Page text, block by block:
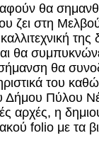
θα
ζει στη
θα
του
Πύλου
αρχές, η
folio με τα